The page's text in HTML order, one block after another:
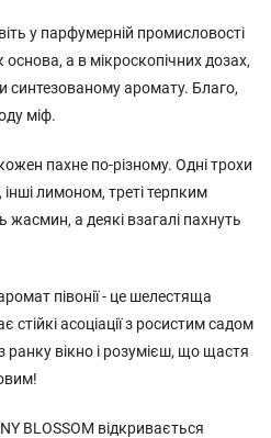
у парфумерній промисловості
а в мікроскопічних дозах,
синтезованому аромату. Благо,
міф.
пахне по-різному. Одні трохи
лимоном, треті терпким
жасмин, а деякі взагалі пахнуть
півонії - це шелестяща
стійкі асоціації з росистим садом
ранку вікно і розумієш, що щастя
BLOSSOM відкривається